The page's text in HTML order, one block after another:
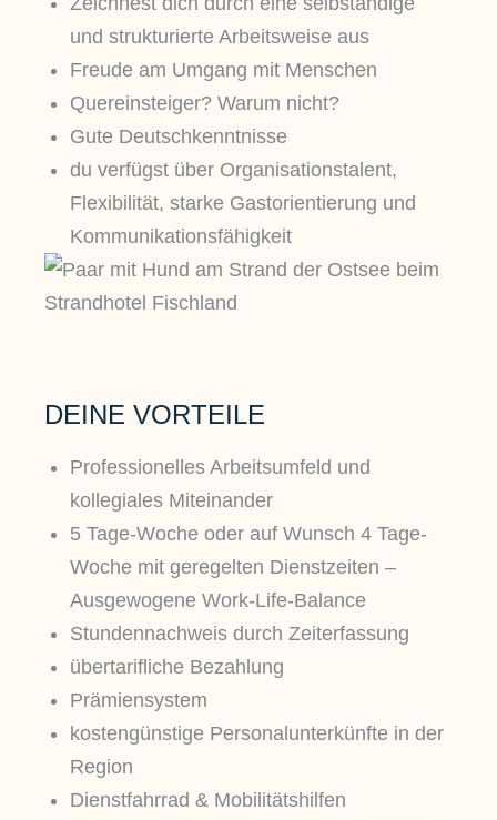
und strukturierte Arbeitsweise aus
Freude am Umgang mit Menschen
Quereinsteiger? Warum nicht?
Gute Deutschkenntnisse
du verfügst über Organisationstalent,
Flexibilität, starke Gastorientierung und
Kommunikationsfähigkeit
DEINE VORTEILE
Professionelles Arbeitsumfeld und
kollegiales Miteinander
5 Tage-Woche oder auf Wunsch 4 Tage-
Woche mit geregelten Dienstzeiten –
Ausgewogene Work-Life-Balance
Stundennachweis durch Zeiterfassung
übertarifliche Bezahlung
Prämiensystem
kostengünstige Personalunterkünfte in der
Region
Dienstfahrrad & Mobilitätshilfen